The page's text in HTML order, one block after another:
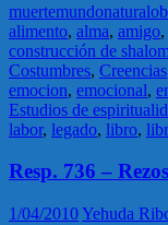
muertemundonatural
alimento, alma, amigo,
construcción de
Costumbres, Creencias
emocion, emocional,
Estudios de
labor, legado, libro,
Resp. 736 –
1/04/2010Yehuda